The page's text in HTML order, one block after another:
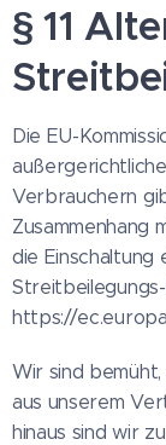
§ 11
Die EU-
Verbrauchern
Zusammenhang
die Einschaltung
https://
Wir sind
aus unserem
hinaus sind wir